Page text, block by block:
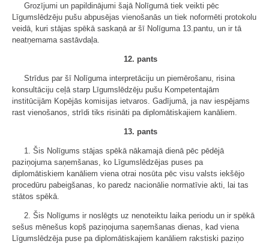
Grozījumi un papildinājumi šajā Nolīgumā tiek veikti pēc
Līgumslēdzēju pušu abpusējas vienošanās un tiek noformēti protokolu
veidā, kuri stājas spēkā saskaņā ar šī Nolīguma 13.pantu, un ir tā
neatņemama sastāvdaļa.
12. pants
Strīdus par šī Nolīguma interpretāciju un piemērošanu, risina
konsultāciju ceļā starp Līgumslēdzēju pušu Kompetentajām
institūcijām Kopējās komisijas ietvaros. Gadījumā, ja nav iespējams
rast vienošanos, strīdi tiks risināti pa diplomātiskajiem kanāliem.
13. pants
1. Šis Nolīgums stājas spēkā nākamajā dienā pēc pēdējā
paziņojuma saņemšanas, ko Līgumslēdzējas puses pa
diplomātiskiem kanāliem viena otrai nosūta pēc visu valsts iekšējo
procedūru pabeigšanas, ko paredz nacionālie normatīvie akti, lai tas
stātos spēkā.
2. Šis Nolīgums ir noslēgts uz nenoteiktu laika periodu un ir spēkā
sešus mēnešus kopš paziņojuma saņemšanas dienas, kad viena
Līgumslēdzēja puse pa diplomātiskajiem kanāliem rakstiski paziņo